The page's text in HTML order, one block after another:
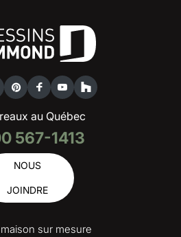
au Québec
567-1413
NOUS
JOINDRE
sur mesure